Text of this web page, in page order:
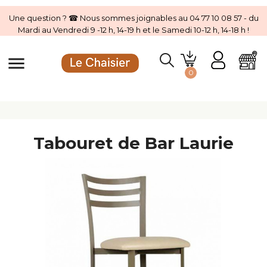
Une question ? ☎ Nous sommes joignables au 04 77 10 08 57 - du
Mardi au Vendredi 9 -12 h, 14-19 h et le Samedi 10-12 h, 14-18 h !
menu 0
Tabouret de Bar Laurie